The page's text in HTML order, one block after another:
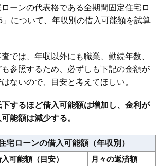
ーンの代表格である全期間固定住宅ロ
について、年収別の借入可能額を試算
では、年収以外にも職業、勤続年数、
参照するため、必ずしも下記の金額が
ないので、目安と考えてほしい。
するほど借入可能額は増加し、金利が
能額は減少する。
ローンの借入可能額（年収別）
可能額（目安）
月々の返済額